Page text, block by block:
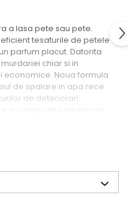
a lasa pete sau pete.
tesaturile de petele
parfum placut. Datorita
chiar si in
Noua formula
de spalare in apa rece
de deteriorari.
de spalat impotriva
apei. Termen de
pe ambalaj.